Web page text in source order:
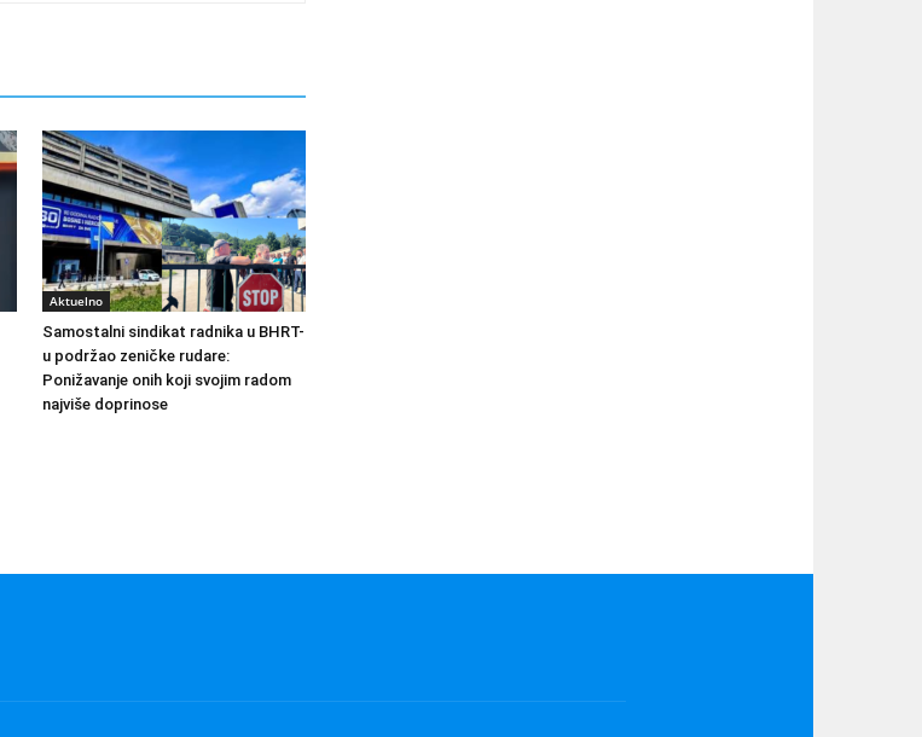
Aktuelno
Samostalni sindikat radnika u BHRT-
u podržao zeničke rudare:
Ponižavanje onih koji svojim radom
najviše doprinose